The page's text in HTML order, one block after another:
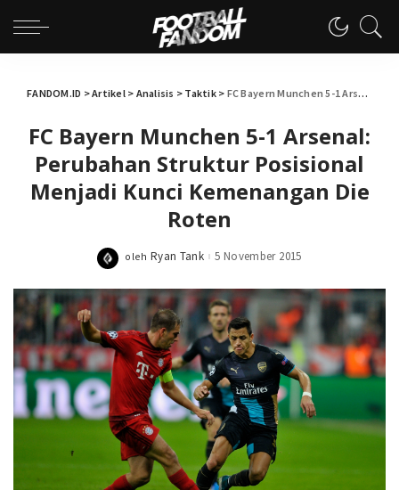
FANDOM.ID >Artikel> Analisis > Taktik> FC Bayern Munchen 5-1 Arsenal: Perubahan Struktur Posisional Menjadi Kunci Kemenangan Die Roten
FC Bayern Munchen 5-1 Arsenal:
Perubahan Struktur Posisional
Menjadi Kunci Kemenangan Die
Roten
Posted
oleh Ryan Tank 5 November 2015